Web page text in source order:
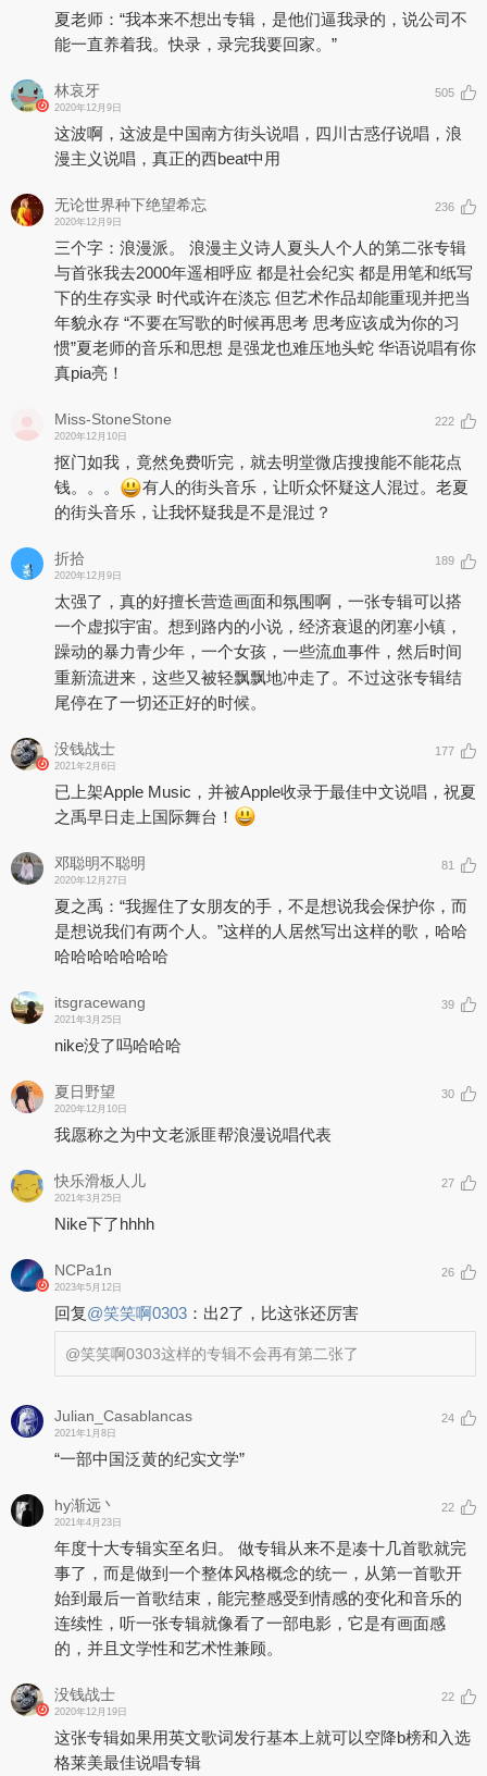
夏老师：“我本来不想出专辑，是他们逼我录的，说公司不
能一直养着我。快录，录完我要回家。”
林哀牙
2020年12月9日
505
这波啊，这波是中国南方街头说唱，四川古惑仔说唱，浪
漫主义说唱，真正的西beat中用
无论世界种下绝望希忘
2020年12月9日
236
三个字：浪漫派。 浪漫主义诗人夏头人个人的第二张专辑
与首张我去2000年遥相呼应 都是社会纪实 都是用笔和纸写
下的生存实录 时代或许在淡忘 但艺术作品却能重现并把当
年貌永存 “不要在写歌的时候再思考 思考应该成为你的习
惯”夏老师的音乐和思想 是强龙也难压地头蛇 华语说唱有你
真pia亮！
Miss-StoneStone
2020年12月10日
222
抠门如我，竟然免费听完，就去明堂微店搜搜能不能花点
钱。。。
有人的街头音乐，让听众怀疑这人混过。老夏
的街头音乐，让我怀疑我是不是混过？
折拾
2020年12月9日
189
太强了，真的好擅长营造画面和氛围啊，一张专辑可以搭
一个虚拟宇宙。想到路内的小说，经济衰退的闭塞小镇，
躁动的暴力青少年，一个女孩，一些流血事件，然后时间
重新流进来，这些又被轻飘飘地冲走了。不过这张专辑结
尾停在了一切还正好的时候。
没钱战士
2021年2月6日
177
已上架Apple Music，并被Apple收录于最佳中文说唱，祝夏
之禹早日走上国际舞台！
邓聪明不聪明
2020年12月27日
81
夏之禹：“我握住了女朋友的手，不是想说我会保护你，而
是想说我们有两个人。”这样的人居然写出这样的歌，哈哈
哈哈哈哈哈哈哈
itsgracewang
2021年3月25日
39
nike没了吗哈哈哈
夏日野望
2020年12月10日
30
我愿称之为中文老派匪帮浪漫说唱代表
快乐滑板人儿
2021年3月25日
27
Nike下了hhhh
NCPa1n
2023年5月12日
26
回复@笑笑啊0303 ： 出2了，比这张还厉害
@笑笑啊0303这样的专辑不会再有第二张了
Julian_Casablancas
2021年1月8日
24
“一部中国泛黄的纪实文学”
hy渐远丶
2021年4月23日
22
年度十大专辑实至名归。 做专辑从来不是凑十几首歌就完
事了，而是做到一个整体风格概念的统一，从第一首歌开
始到最后一首歌结束，能完整感受到情感的变化和音乐的
连续性，听一张专辑就像看了一部电影，它是有画面感
的，并且文学性和艺术性兼顾。
没钱战士
2020年12月19日
22
这张专辑如果用英文歌词发行基本上就可以空降b榜和入选
格莱美最佳说唱专辑